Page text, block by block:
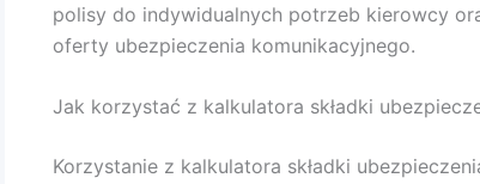
polisy do indywidualnych potrzeb kierowcy
oferty ubezpieczenia komunikacyjnego.
Jak korzystać z kalkulatora składki
Korzystanie z kalkulatora składki